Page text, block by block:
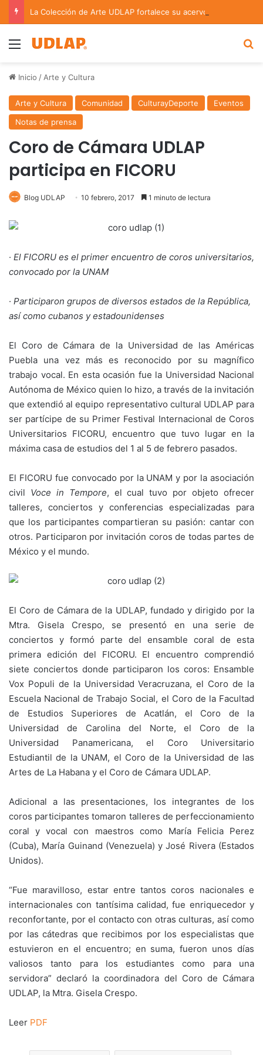
Menu
Inicio / Arte y Cultura
Arte y Cultura Comunidad CulturayDeporte
Eventos
Notas de prensa
Coro de Cámara UDLAP
participa en FICORU
Blog UDLAP 10 febrero, 2017 1 minuto de lectura
· El FICORU es el primer encuentro de coros universitarios,
convocado por la UNAM
· Participaron grupos de diversos estados de la República,
así como cubanos y estadounidenses
El Coro de Cámara de la Universidad de las Américas
Puebla una vez más es reconocido por su magnífico
trabajo vocal. En esta ocasión fue la Universidad Nacional
Autónoma de México quien lo hizo, a través de la invitación
que extendió al equipo representativo cultural UDLAP para
ser partícipe de su Primer Festival Internacional de Coros
Universitarios FICORU, encuentro que tuvo lugar en la
máxima casa de estudios del 1 al 5 de febrero pasados.
El FICORU fue convocado por la UNAM y por la asociación
civil Voce in Tempore, el cual tuvo por objeto ofrecer
talleres, conciertos y conferencias especializadas para
que los participantes compartieran su pasión: cantar con
otros. Participaron por invitación coros de todas partes de
México y el mundo.
El Coro de Cámara de la UDLAP, fundado y dirigido por la
Mtra. Gisela Crespo, se presentó en una serie de
conciertos y formó parte del ensamble coral de esta
primera edición del FICORU. El encuentro comprendió
siete conciertos donde participaron los coros: Ensamble
Vox Populi de la Universidad Veracruzana, el Coro de la
Escuela Nacional de Trabajo Social, el Coro de la Facultad
de Estudios Superiores de Acatlán, el Coro de la
Universidad de Carolina del Norte, el Coro de la
Universidad Panamericana, el Coro Universitario
Estudiantil de la UNAM, el Coro de la Universidad de las
Artes de La Habana y el Coro de Cámara UDLAP.
Adicional a las presentaciones, los integrantes de los
coros participantes tomaron talleres de perfeccionamiento
coral y vocal con maestros como María Felicia Perez
(Cuba), María Guinand (Venezuela) y José Rivera (Estados
Unidos).
“Fue maravilloso, estar entre tantos coros nacionales e
internacionales con tantísima calidad, fue enriquecedor y
reconfortante, por el contacto con otras culturas, así como
por las cátedras que recibimos por los especialistas que
estuvieron en el encuentro; en suma, fueron unos días
valiosos tanto para los estudiantes como para una
servidora” declaró la coordinadora del Coro de Cámara
UDLAP, la Mtra. Gisela Crespo.
Leer PDF